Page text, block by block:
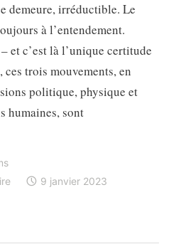
demeure, irréductible. Le
à l’entendement.
et c’est là l’unique certitude
trois mouvements, en
politique, physique et
humaines, sont
9 janvier 2023